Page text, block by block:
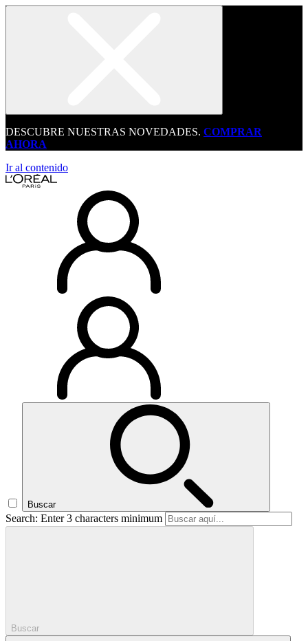
DESCUBRE NUESTRAS NOVEDADES. COMPRAR
AHORA
Ir al contenido
Buscar
Search: Enter 3 characters minimum
Buscar